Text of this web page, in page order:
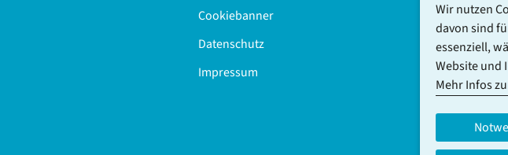
Cookiebanner
Datenschutz
Impressum
DCV-
Wir nutzen
davon sind
essenziell,
Website und
Mehr Infos